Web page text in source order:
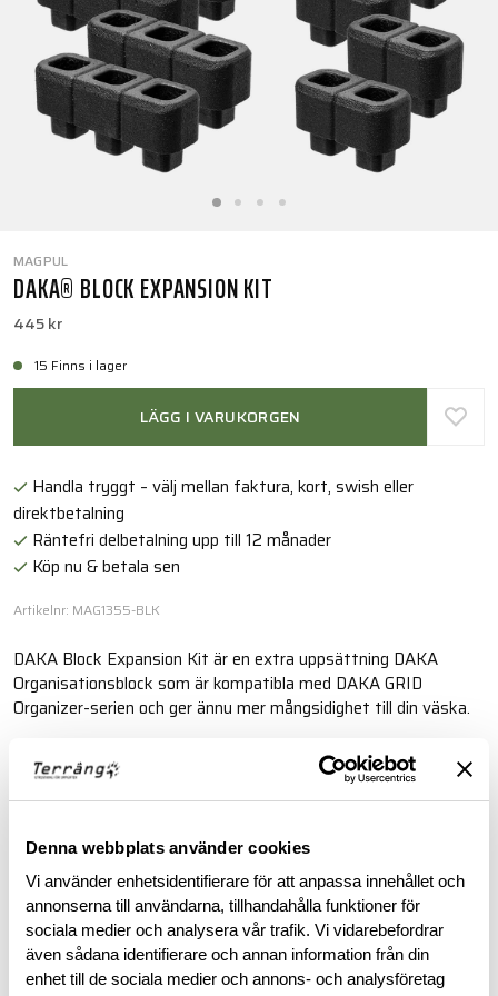
Denna webbplats använder cookies
Vi använder enhetsidentifierare för att anpassa innehållet och
annonserna till användarna, tillhandahålla funktioner för
sociala medier och analysera vår trafik. Vi vidarebefordrar
även sådana identifierare och annan information från din
enhet till de sociala medier och annons- och analysföretag
MAGPUL
DAKA® BLOCK EXPANSION KIT
445 kr
15 Finns i lager
LÄGG I VARUKORGEN
Handla tryggt – välj mellan faktura, kort, swish eller
direktbetalning
Räntefri delbetalning upp till 12 månader
Köp nu & betala sen
Artikelnr: MAG1355-BLK
DAKA Block Expansion Kit är en extra uppsättning DAKA
Organisationsblock som är kompatibla med DAKA GRID
Organizer-serien och ger ännu mer mångsidighet till din väska.
BESKRIVNING
RECENSIONER
OM VARUMÄRKET